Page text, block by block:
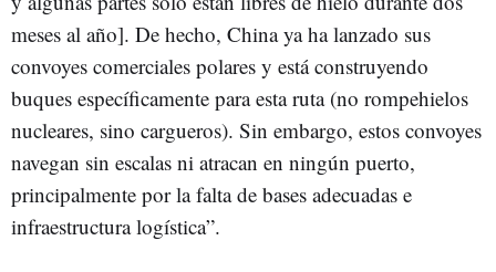
meses al año]. De hecho, China ya ha lanzado sus
convoyes comerciales polares y está construyendo
buques específicamente para esta ruta (no rompehielos
nucleares, sino cargueros). Sin embargo, estos convoyes
navegan sin escalas ni atracan en ningún puerto,
principalmente por la falta de bases adecuadas e
infraestructura logística”.